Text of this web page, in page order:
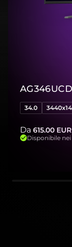
AG346UCD
34.0
Da 615.00 EUR
Disponibile